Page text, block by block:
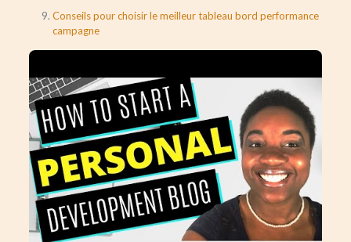
Conseils pour choisir le meilleur tableau bord performance
campagne